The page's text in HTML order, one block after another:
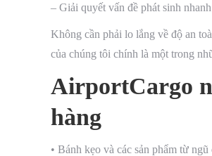
– Giải quyết vấn đề phát sinh nhanh
Không cần phải lo lắng về độ an
của chúng tôi chính là một trong
AirportCargo
hàng
• Bánh kẹo và các sản phẩm từ ngũ